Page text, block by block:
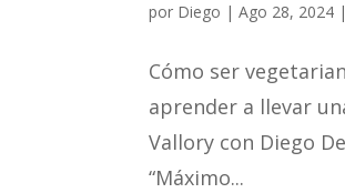
por Diego |Ago 28, 2024
Cómo ser
aprender a llevar
Vallory con Diego
“Máximo...